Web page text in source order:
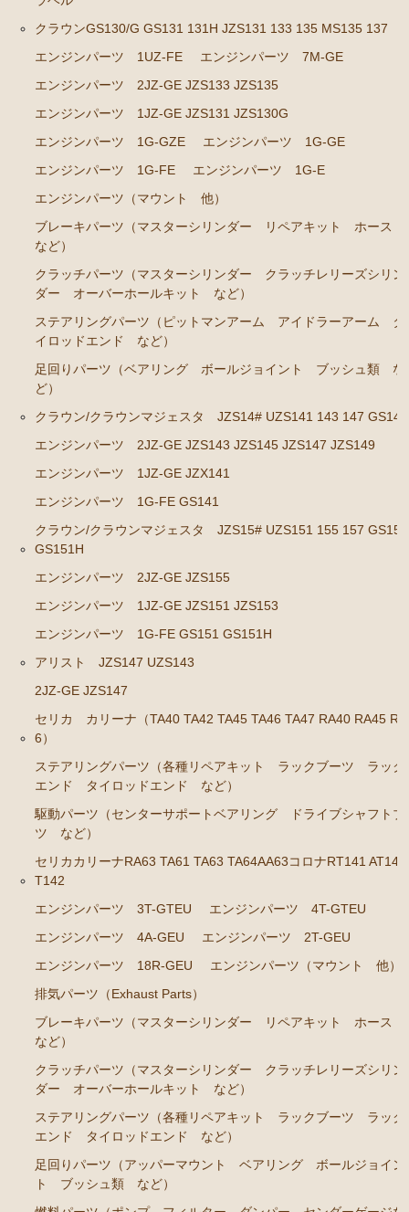
ステアリングパーツ（各種リペアキット ラックブー
ツ ラックエンド タイロッドエンド など）
駆動パーツ（センターサポートベアリング ドライブ
シャフトブーツ など）
セリカカリーナRA63 TA61 TA63 TA64AA63コロナRT14
1 AT141 TT142
エンジンパーツ 3T-GTEU
エンジンパーツ 4T-GTEU
エンジンパーツ 2T-GEU
エンジンパーツ 18R-GEU
エンジンパーツ（マウント 他）
排気パーツ（Exhaust Parts）
ブレーキパーツ（マスターシリンダー リペアキッ
クラッチパーツ（マスターシリンダー クラッチレリ
ツ ラックエンド タイロッドエンド など）
ルジョイント ブッシュ類 など）
ーゲージなど）
駆動パーツ（センターサポートベアリング ドライブ
シャフトブーツ デフなど）
ウエザーストリップ ワイヤー類
エアコン ヒーター関係
カローラレビン スプリンタートレノ AE86
エンジンパーツ 4A-GEU
ブレーキパーツ（マスターシリンダー リペアキッ
ト ホース など）
クラッチパーツ（マスターシリンダー クラッチレリ
足廻りパーツ（アッパーマウント ベアリング ボー
燃料パーツ（ポンプ フィルター など）
駆動パーツ（センターサポートベアリング ドライブ
シャフトブーツ など）
MR2 AW11
エンジン電装パーツ（イグニッションコイル デスビ
キャップ ローター センサー など）
クラウンGS130/G GS131 131H JZS131 133 135 MS135 137
エンジンパーツ 1UZ-FE
エンジンパーツ 7M-GE
エンジンパーツ 2JZ-GE JZS133 JZS135
エンジンパーツ 1JZ-GE JZS131 JZS130G
エンジンパーツ 1G-GZE
エンジンパーツ 1G-GE
エンジンパーツ 1G-FE
エンジンパーツ 1G-E
エンジンパーツ（マウント 他）
ブレーキパーツ（マスターシリンダー リペアキット ホース
など）
クラッチパーツ（マスターシリンダー クラッチレリーズシリン
ダー オーバーホールキット など）
ステアリングパーツ（ピットマンアーム アイドラーアーム タ
イロッドエンド など）
足回りパーツ（ベアリング ボールジョイント ブッシュ類 な
ど）
クラウン/クラウンマジェスタ JZS14# UZS141 143 147 GS141
エンジンパーツ 2JZ-GE JZS143 JZS145 JZS147 JZS149
エンジンパーツ 1JZ-GE JZX141
エンジンパーツ 1G-FE GS141
クラウン/クラウンマジェスタ JZS15# UZS151 155 157 GS151
GS151H
エンジンパーツ 2JZ-GE JZS155
エンジンパーツ 1JZ-GE JZS151 JZS153
エンジンパーツ 1G-FE GS151 GS151H
アリスト JZS147 UZS143
2JZ-GE JZS147
セリカ カリーナ（TA40 TA42 TA45 TA46 TA47 RA40 RA45
6）
ステアリングパーツ（各種リペアキット ラックブーツ ラック
エンド タイロッドエンド など）
駆動パーツ（センターサポートベアリング ドライブシャフトブ
ツ など）
セリカカリーナRA63 TA61 TA63 TA64AA63コロナRT141
T142
エンジンパーツ 3T-GTEU
エンジンパーツ 4T-GTEU
エンジンパーツ 4A-GEU
エンジンパーツ 2T-GEU
エンジンパーツ 18R-GEU
エンジンパーツ（マウント 他）
排気パーツ（Exhaust Parts）
ブレーキパーツ（マスターシリンダー リペアキット ホース
など）
クラッチパーツ（マスターシリンダー クラッチレリーズシリン
ダー オーバーホールキット など）
ステアリングパーツ（各種リペアキット ラックブーツ ラック
エンド タイロッドエンド など）
足回りパーツ（アッパーマウント ベアリング ボールジョイン
ト ブッシュ類 など）